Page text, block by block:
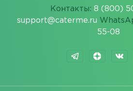
Контакты: 8 (800)
support@caterme.ru
55-08